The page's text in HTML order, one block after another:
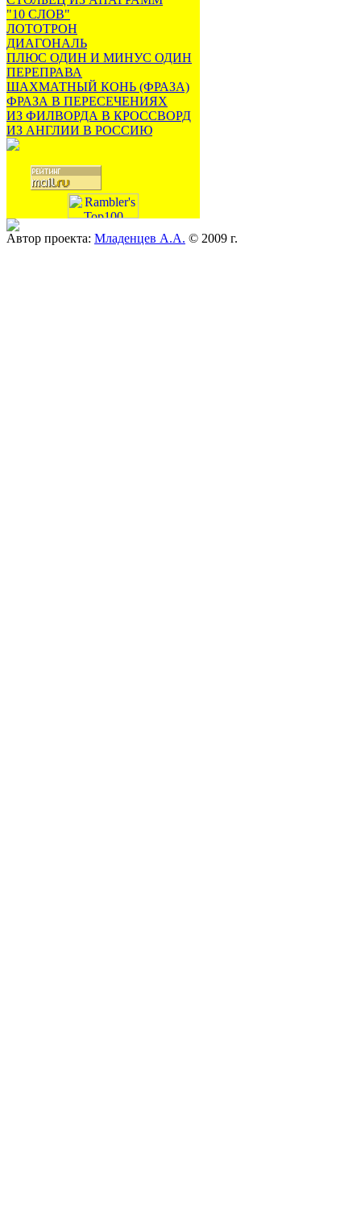
"10 СЛОВ"
ЛОТОТРОН
ДИАГОНАЛЬ
ПЛЮС ОДИН И МИНУС ОДИН
ПЕРЕПРАВА
ШАХМАТНЫЙ КОНЬ (ФРАЗА)
ФРАЗА В ПЕРЕСЕЧЕНИЯХ
ИЗ ФИЛВОРДА В КРОССВОРД
ИЗ АНГЛИИ В РОССИЮ
Автор проекта: Младенцев А.А. © 2009 г.